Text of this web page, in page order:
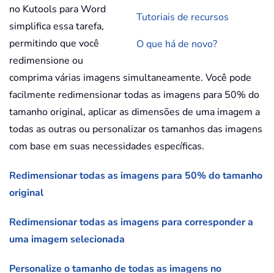
Tutoriais de recursos
O que há de novo?
no Kutools para Word
simplifica essa tarefa,
permitindo que você
redimensione ou
comprima várias imagens simultaneamente. Você pode
facilmente redimensionar todas as imagens para 50% do
tamanho original, aplicar as dimensões de uma imagem a
todas as outras ou personalizar os tamanhos das imagens
com base em suas necessidades específicas.
Redimensionar todas as imagens para 50% do tamanho
original
Redimensionar todas as imagens para corresponder a
uma imagem selecionada
Personalize o tamanho de todas as imagens no